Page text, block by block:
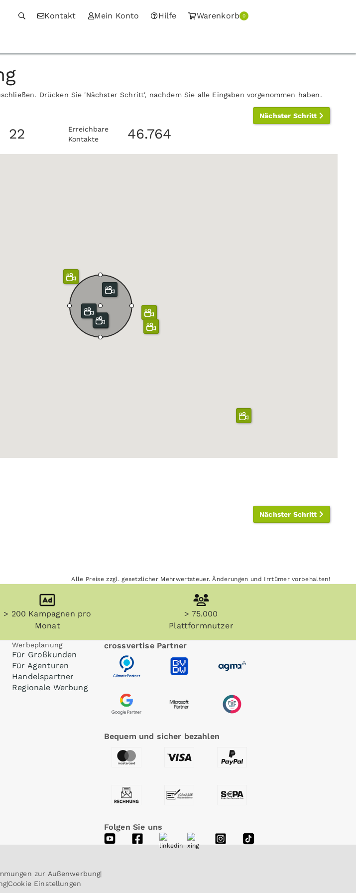
Kontakt Mein Konto Hilfe Warenkorb 0
Drücken Sie 'Nächster Schritt', nachdem Sie alle Eingaben vorgenommen haben.
Nächster Schritt
22
Erreichbare
Kontakte
46.764
Nächster Schritt
Alle Preise zzgl. gesetzlicher Mehrwertsteuer. Änderungen und Irrtümer vorbehalten!
> 200 Kampagnen pro
Monat
> 75.000
Plattformnutzer
Werbeplanung
Für Großkunden
Für Agenturen
Handelspartner
Regionale Werbung
crossvertise Partner
Bequem und sicher bezahlen
Folgen Sie uns
zur Außenwerbung
Cookie Einstellungen